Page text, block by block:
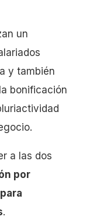
un
y también
bonificación
a las dos
por
.